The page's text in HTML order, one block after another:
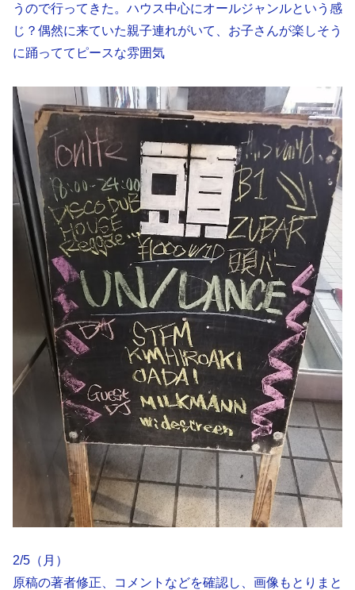
うので行ってきた。ハウス中心にオールジャンルという感
じ？偶然に来ていた親子連れがいて、お子さんが楽しそう
に踊っててピースな雰囲気
2/5（月）
原稿の著者修正、コメントなどを確認し、画像もとりまと